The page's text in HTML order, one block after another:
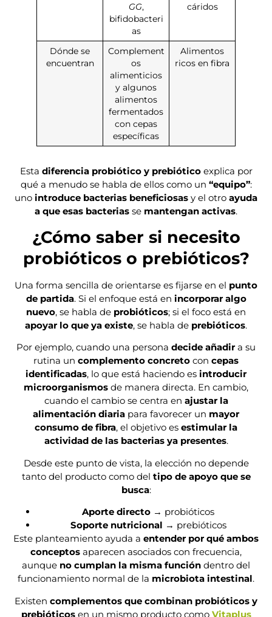
GG,
bifidobacteri
as
cáridos
Dónde se
encuentran
Complement
os
alimenticios
y algunos
alimentos
fermentados
con cepas
específicas
Alimentos
ricos en fibra
Esta diferencia probiótico y prebióticoexplica por
qué a menudo se habla de ellos como un “equipo”:
uno introduce bacterias beneficiosas y el otro ayuda
a que esas bacterias se mantengan activas.
¿Cómo saber si necesito
probióticos o prebióticos?
Una forma sencilla de orientarse es fijarse en el punto
de partida. Si el enfoque está en incorporar algo
nuevo, se habla de probióticos; si el foco está en
apoyar lo que ya existe, se habla de prebióticos.
Por ejemplo, cuando una persona decide añadira su
rutina un complemento concreto con cepas
identificadas, lo que está haciendo es introducir
microorganismos de manera directa. En cambio,
cuando el cambio se centra en ajustar la
alimentación diaria para favorecer un mayor
consumo de fibra, el objetivo es estimular la
actividad de las bacterias ya presentes.
Desde este punto de vista, la elección no depende
tanto del producto como del tipo de apoyo que se
busca:
Aporte directo → probióticos
Soporte nutricional → prebióticos
Este planteamiento ayuda a entender por qué ambos
conceptos aparecen asociados con frecuencia,
aunque no cumplan la misma función dentro del
funcionamiento normal de la microbiota intestinal.
Existen complementos que combinan probióticos y
prebióticos en un mismo producto como Vitaplus